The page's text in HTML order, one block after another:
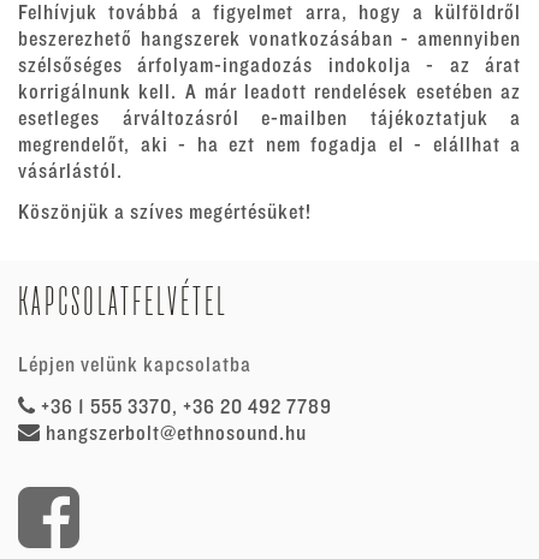
Felhívjuk továbbá a figyelmet arra, hogy a külföldről
beszerezhető hangszerek vonatkozásában - amennyiben
szélsőséges árfolyam-ingadozás indokolja - az árat
korrigálnunk kell. A már leadott rendelések esetében az
esetleges árváltozásról e-mailben tájékoztatjuk a
megrendelőt, aki - ha ezt nem fogadja el - elállhat a
vásárlástól.
Köszönjük a szíves megértésüket!
KAPCSOLATFELVÉTEL
Lépjen velünk kapcsolatba
+36 1 555 3370, +36 20 492 7789
hangszerbolt@ethnosound.hu